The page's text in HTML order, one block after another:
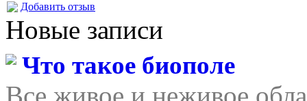
Добавить отзыв
Новые записи
Что такое биополе